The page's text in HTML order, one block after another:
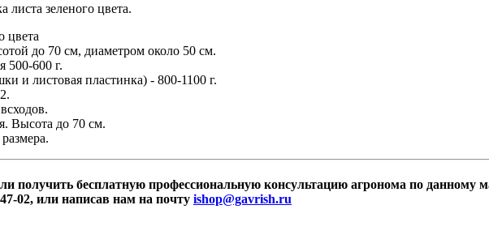
листа зеленого цвета.
цвета
до 70 см, диаметром около 50 см.
500-600 г.
и листовая пластинка) - 800-1100 г.
Высота до 70 см.
получить бесплатную профессиональную консультацию агронома по
02, или написав нам на почту ishop@gavrish.ru